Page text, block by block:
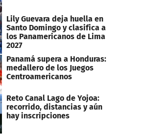
Lily Guevara deja huella en
Santo Domingo y clasifica a
los Panamericanos de Lima
2027
Panamá supera a Honduras:
medallero de los Juegos
Centroamericanos
Reto Canal Lago de Yojoa:
recorrido, distancias y aún
hay inscripciones